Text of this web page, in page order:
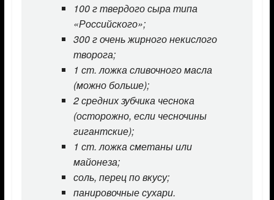
100 г твердого сыра типа
«Российского»;
300 г очень жирного некислого
творога;
1 ст. ложка сливочного масла
(можно больше);
2 средних зубчика чеснока
(осторожно, если чесночины
гигантские);
1 ст. ложка сметаны или
майонеза;
соль, перец по вкусу;
панировочные сухари.